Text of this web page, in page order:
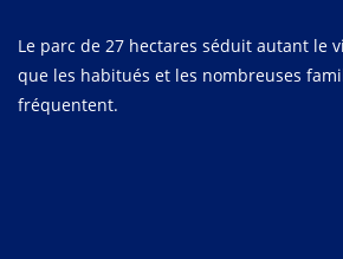
Le parc de 27 hectares séduit autant le
que les habitués et les nombreuses
fréquentent.